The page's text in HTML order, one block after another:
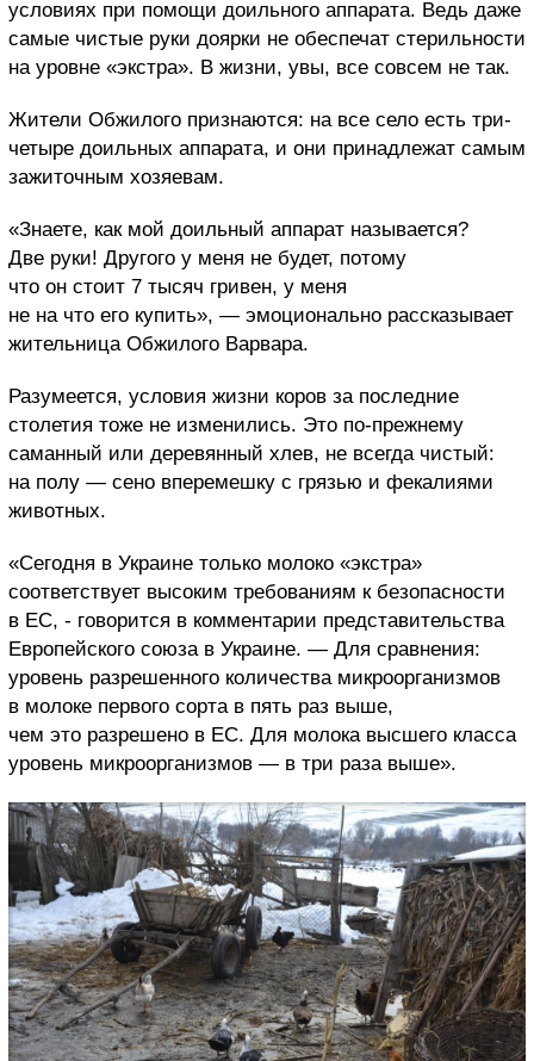
условиях при помощи доильного аппарата. Ведь даже
самые чистые руки доярки не обеспечат стерильности
на уровне «экстра». В жизни, увы, все совсем не так.
Жители Обжилого признаются: на все село есть три-
четыре доильных аппарата, и они принадлежат самым
зажиточным хозяевам.
«Знаете, как мой доильный аппарат называется?
Две руки! Другого у меня не будет, потому
что он стоит 7 тысяч гривен, у меня
не на что его купить», — эмоционально рассказывает
жительница Обжилого Варвара.
Разумеется, условия жизни коров за последние
столетия тоже не изменились. Это по-прежнему
саманный или деревянный хлев, не всегда чистый:
на полу — сено вперемешку с грязью и фекалиями
животных.
«Сегодня в Украине только молоко «экстра»
соответствует высоким требованиям к безопасности
в ЕС, - говорится в комментарии представительства
Европейского союза в Украине. — Для сравнения:
уровень разрешенного количества микроорганизмов
в молоке первого сорта в пять раз выше,
чем это разрешено в ЕС. Для молока высшего класса
уровень микроорганизмов — в три раза выше».